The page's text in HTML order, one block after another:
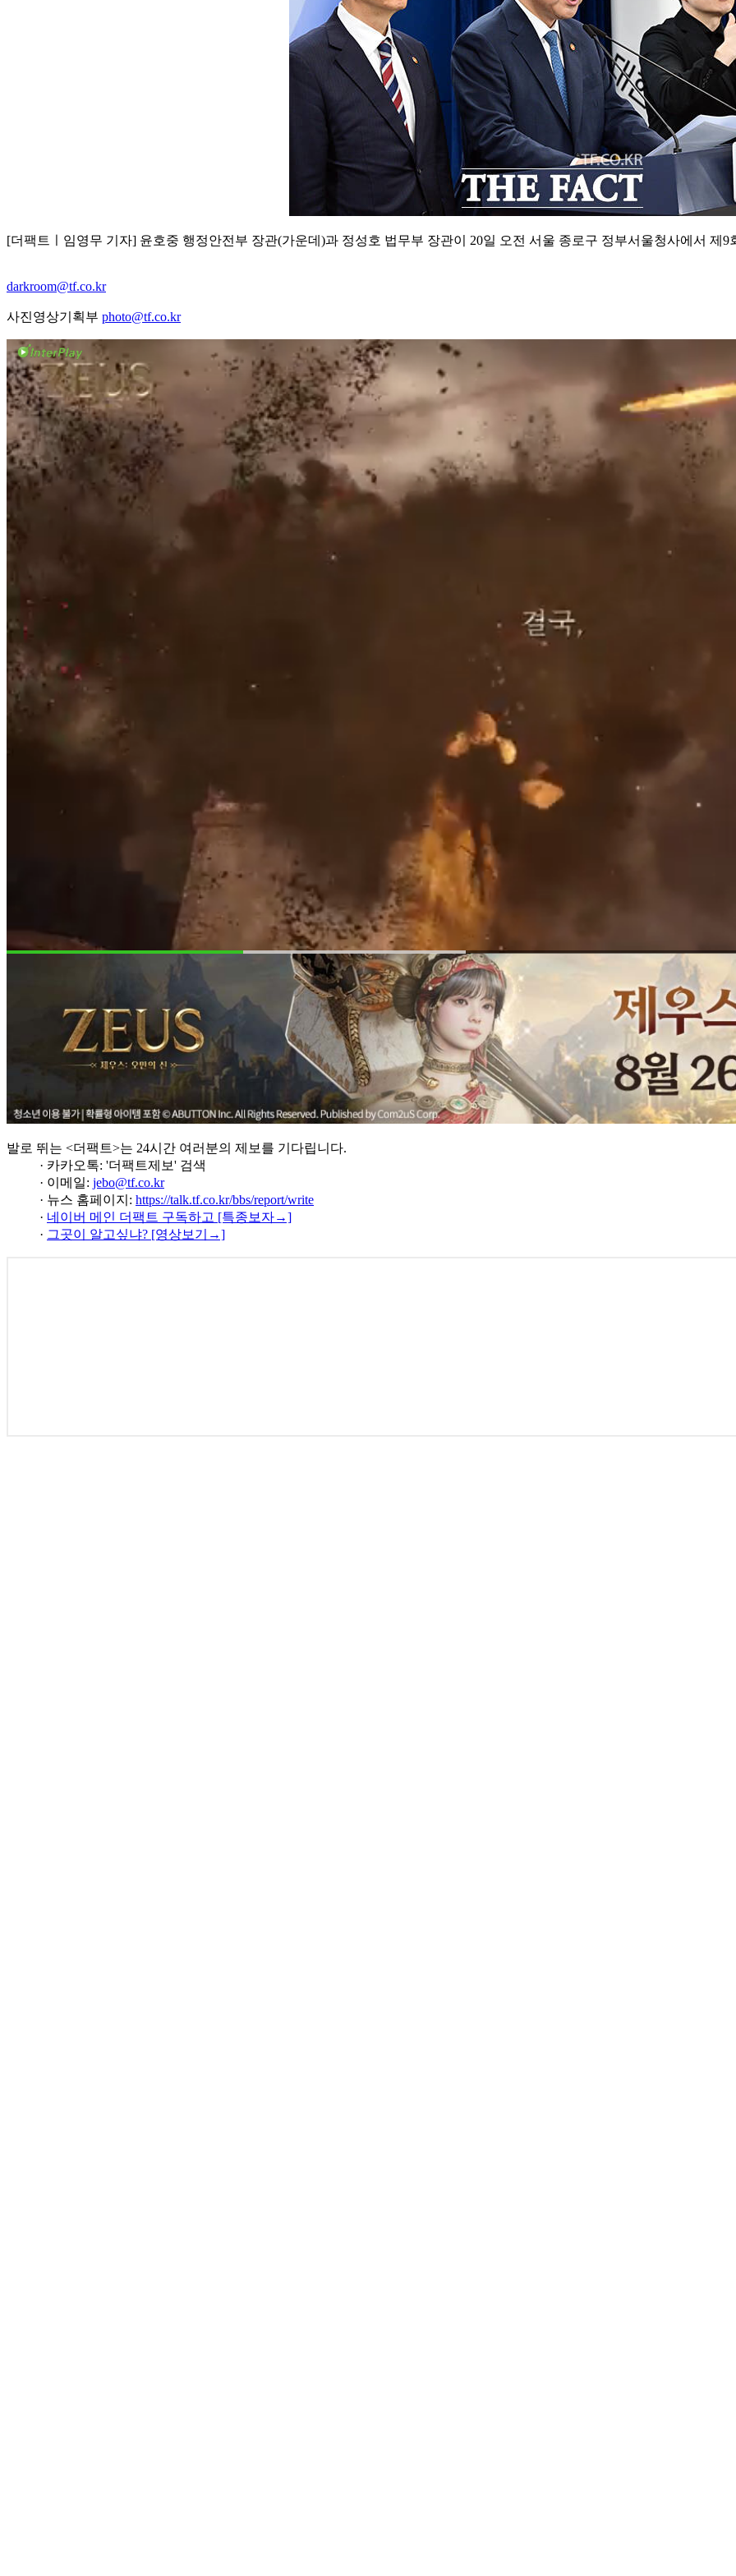
[더팩트ㅣ임영무 기자] 윤호중 행정안전부 장관(가운데)과 정성호 법무부 장관이 20일 오전 서울 종로구 정부서울청사에서 제
darkroom@tf.co.kr
사진영상기획부 photo@tf.co.kr
발로 뛰는 <더팩트>는 24시간 여러분의 제보를 기다립니다.
· 카카오톡: '더팩트제보' 검색
· 이메일: jebo@tf.co.kr
· 뉴스 홈페이지: https://talk.tf.co.kr/bbs/report/write
· 네이버 메인 더팩트 구독하고 [특종보자→]
· 그곳이 알고싶냐? [영상보기→]